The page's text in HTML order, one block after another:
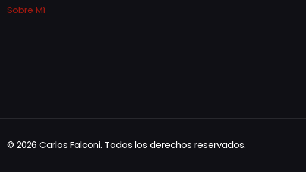
Sobre Mí
© 2026 Carlos Falconi. Todos los derechos reservados.